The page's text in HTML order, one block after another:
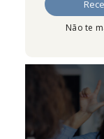
Não te